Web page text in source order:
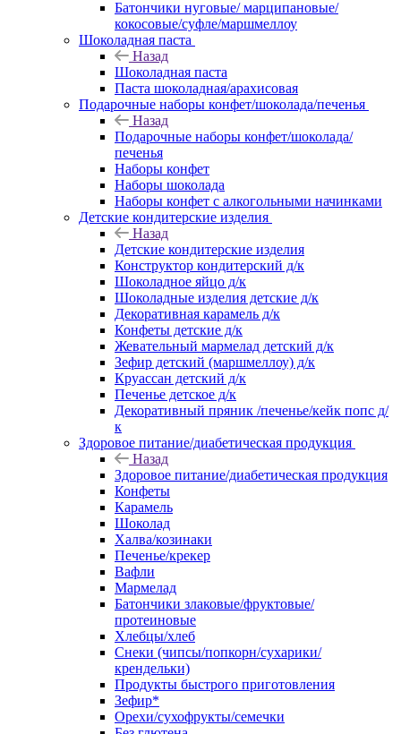
Батончики нуговые/ марципановые/
кокосовые/суфле/маршмеллоу
Шоколадная паста
Назад
Шоколадная паста
Паста шоколадная/арахисовая
Подарочные наборы конфет/шоколада/печенья
Назад
Подарочные наборы конфет/шоколада/
печенья
Наборы конфет
Наборы шоколада
Наборы конфет с алкогольными начинками
Детские кондитерские изделия
Назад
Детские кондитерские изделия
Конструктор кондитерский д/к
Шоколадное яйцо д/к
Шоколадные изделия детские д/к
Декоративная карамель д/к
Конфеты детские д/к
Жевательный мармелад детский д/к
Зефир детский (маршмеллоу) д/к
Круассан детский д/к
Печенье детское д/к
Декоративный пряник /печенье/кейк попс д/
к
Здоровое питание/диабетическая продукция
Назад
Здоровое питание/диабетическая продукция
Конфеты
Карамель
Шоколад
Халва/козинаки
Печенье/крекер
Вафли
Мармелад
Батончики злаковые/фруктовые/
протеиновые
Хлебцы/хлеб
Снеки (чипсы/попкорн/сухарики/
крендельки)
Продукты быстрого приготовления
Зефир*
Орехи/сухофрукты/семечки